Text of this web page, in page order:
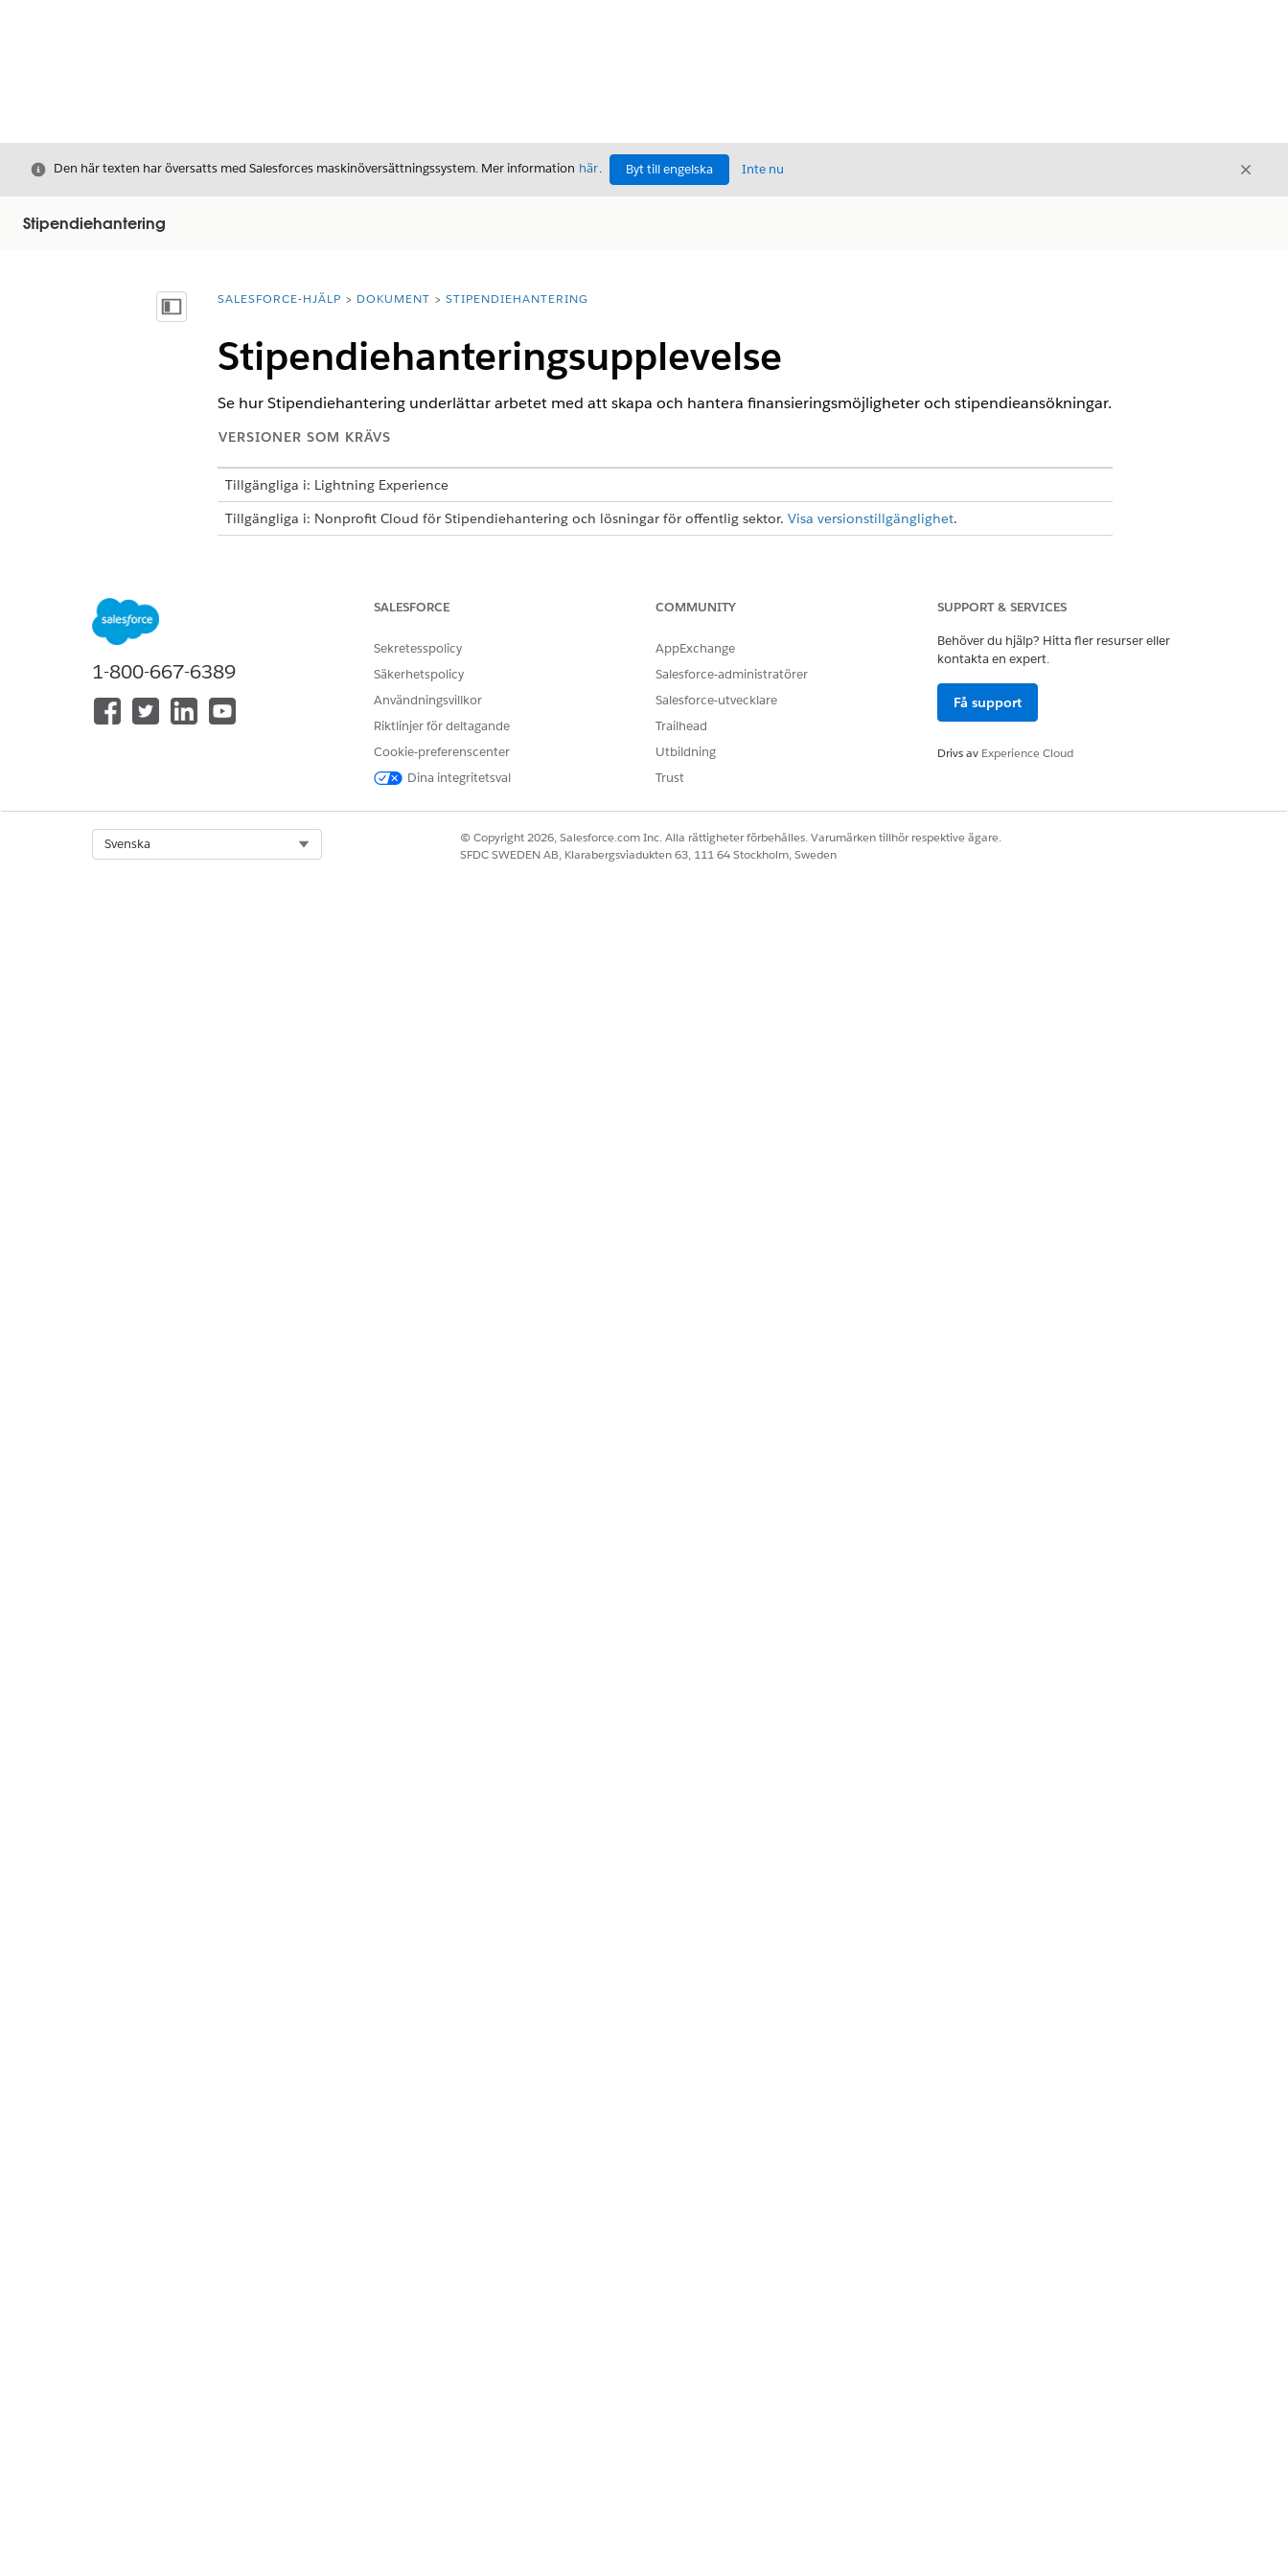
Stäng
Den här texten har översatts med Salesforces maskinöversättningssystem. Mer information här. Byt till engelska Inte nu Stäng
Stipendiehantering
Visa innehållsförteckning
Du är här:
SALESFORCE-HJÄLP DOKUMENT STIPENDIEHANTERING
Stipendiehanteringsupplevelse
Se hur Stipendiehantering underlättar arbetet med att skapa och hantera finansieringsmöjligheter och stipendieansökningar.
VERSIONER SOM KRÄVS
Tillgängliga i: Lightning Experience
Tillgängliga i: Nonprofit Cloud för Stipendiehantering och lösningar för offentlig sektor. Visa versionstillgänglighet.
helhetsbild. Med Stipendiehantering kan du hantera allt med hjälp av Salesforces 360-lösning för intressenter.
Skapa finansieringsmöjligheter som innehåller ansökningsinformation.
Hantera granskningar och godkännanden av stipendieansökningar och budgetar.
Använd Salesforces rapporter och instrumentpaneler till att följa stipendieprocessen från början till slut.
LÖSTE DENNA ARTIKEL DITT PROBLEM?
1-800-667-6389
SALESFORCE
Sekretesspolicy
Säkerhetspolicy
Användningsvillkor
Riktlinjer för deltagande
Cookie-preferenscenter
Dina integritetsval
COMMUNITY
AppExchange
Salesforce-administratörer
Salesforce-utvecklare
Trailhead
Utbildning
Trust
SUPPORT & SERVICES
Behöver du hjälp? Hitta fler resurser eller
kontakta en expert.
Få support
Drivs av Experience Cloud
Svenska
© Copyright 2026, Salesforce.com Inc. Alla rättigheter förbehålles. Varumärken tillhör respektive ägare.
SFDC SWEDEN AB, Klarabergsviadukten 63, 111 64 Stockholm, Sweden